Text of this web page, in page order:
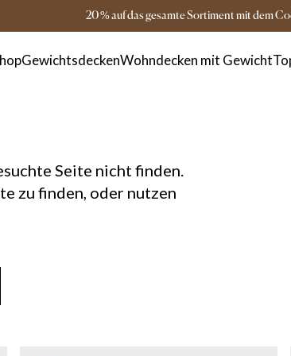
20 % auf das gesamte Sortiment mit dem
GewichtsdeckenWohndecken mit Gewicht
Seite nicht finden.
zu finden, oder nutzen